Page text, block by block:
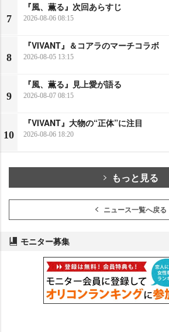
7
『風、薫る』次回あらすじ
2026-08-06 08:15
8
『VIVANT』＆コアラのマーチコラボ
2026-08-05 13:15
9
『風、薫る』見上愛が語る
2026-08-07 08:15
10
『VIVANT』大物の“正体”に注目
2026-08-06 18:20
もっと見る
ニュース一覧へ戻る
モニター募集